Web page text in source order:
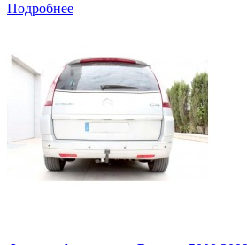
Подробнее